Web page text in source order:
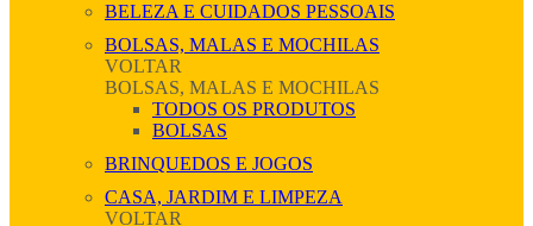
BELEZA E CUIDADOS PESSOAIS
BOLSAS, MALAS E MOCHILAS
VOLTAR
BOLSAS, MALAS E MOCHILAS
TODOS OS PRODUTOS
BOLSAS
BRINQUEDOS E JOGOS
CASA, JARDIM E LIMPEZA
VOLTAR